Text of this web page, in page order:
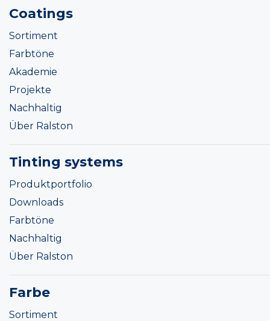
Coatings
Sortiment
Farbtöne
Akademie
Projekte
Nachhaltig
Über Ralston
Tinting systems
Produktportfolio
Downloads
Farbtöne
Nachhaltig
Über Ralston
Farbe
Sortiment